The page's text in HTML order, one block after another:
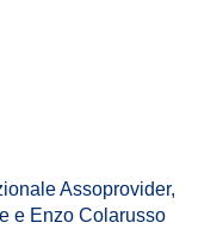
Assoprovider,
e Enzo Colarusso